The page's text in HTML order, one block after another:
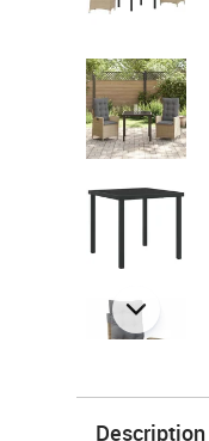
Description